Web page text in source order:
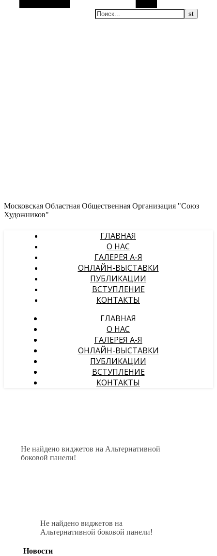
Московская Областная Общественная Организация "Союз
Художников"
ГЛАВНАЯ
О НАС
ГАЛЕРЕЯ А-Я
ОНЛАЙН-ВЫСТАВКИ
ПУБЛИКАЦИИ
ВСТУПЛЕНИЕ
КОНТАКТЫ
ГЛАВНАЯ
О НАС
ГАЛЕРЕЯ А-Я
ОНЛАЙН-ВЫСТАВКИ
ПУБЛИКАЦИИ
ВСТУПЛЕНИЕ
КОНТАКТЫ
Не найдено виджетов на Альтернативной
боковой панели!
Не найдено виджетов на
Альтернативной боковой панели!
Новости